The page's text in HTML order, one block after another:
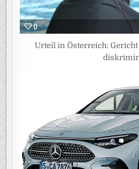
0
Urteil in Österreich: